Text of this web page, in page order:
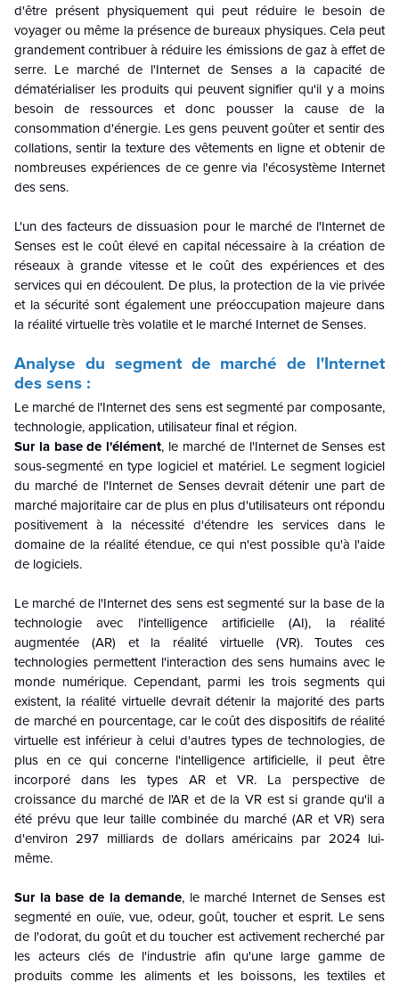
d'être présent physiquement qui peut réduire le besoin de
voyager ou même la présence de bureaux physiques. Cela peut
grandement contribuer à réduire les émissions de gaz à effet de
serre. Le marché de l'Internet de Senses a la capacité de
dématérialiser les produits qui peuvent signifier qu'il y a moins
besoin de ressources et donc pousser la cause de la
consommation d'énergie. Les gens peuvent goûter et sentir des
collations, sentir la texture des vêtements en ligne et obtenir de
nombreuses expériences de ce genre via l'écosystème Internet
des sens.
L'un des facteurs de dissuasion pour le marché de l'Internet de
Senses est le coût élevé en capital nécessaire à la création de
réseaux à grande vitesse et le coût des expériences et des
services qui en découlent. De plus, la protection de la vie privée
et la sécurité sont également une préoccupation majeure dans
la réalité virtuelle très volatile et le marché Internet de Senses.
Analyse du segment de marché de l'Internet
des sens :
Le marché de l'Internet des sens est segmenté par composante,
technologie, application, utilisateur final et région.
Sur la base de l'élément, le marché de l'Internet de Senses est
sous-segmenté en type logiciel et matériel. Le segment logiciel
du marché de l'Internet de Senses devrait détenir une part de
marché majoritaire car de plus en plus d'utilisateurs ont répondu
positivement à la nécessité d'étendre les services dans le
domaine de la réalité étendue, ce qui n'est possible qu'à l'aide
de logiciels.
Le marché de l'Internet des sens est segmenté sur la base de la
technologie avec l'intelligence artificielle (AI), la réalité
augmentée (AR) et la réalité virtuelle (VR). Toutes ces
technologies permettent l'interaction des sens humains avec le
monde numérique. Cependant, parmi les trois segments qui
existent, la réalité virtuelle devrait détenir la majorité des parts
de marché en pourcentage, car le coût des dispositifs de réalité
virtuelle est inférieur à celui d'autres types de technologies, de
plus en ce qui concerne l'intelligence artificielle, il peut être
incorporé dans les types AR et VR. La perspective de
croissance du marché de l'AR et de la VR est si grande qu'il a
été prévu que leur taille combinée du marché (AR et VR) sera
d'environ 297 milliards de dollars américains par 2024 lui-
même.
Sur la base de la demande, le marché Internet de Senses est
segmenté en ouïe, vue, odeur, goût, toucher et esprit. Le sens
de l'odorat, du goût et du toucher est activement recherché par
les acteurs clés de l'industrie afin qu'une large gamme de
produits comme les aliments et les boissons, les textiles et